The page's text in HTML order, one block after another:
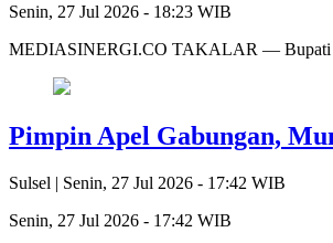
Senin, 27 Jul 2026 - 18:23 WIB
MEDIASINERGI.CO TAKALAR — Bupati
Pimpin Apel Gabungan,
Sulsel | Senin, 27 Jul 2026 - 17:42 WIB
Senin, 27 Jul 2026 - 17:42 WIB